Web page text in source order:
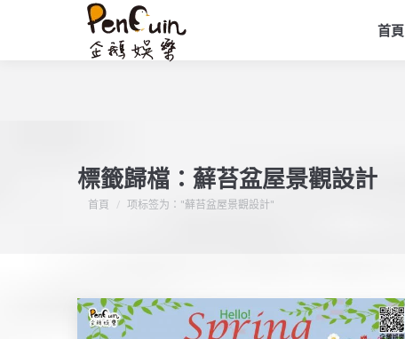
首頁
標籤歸檔： 蘚苔盆屋景觀設計
您在這裡：
首頁 项标签为："蘚苔盆屋景觀設計"